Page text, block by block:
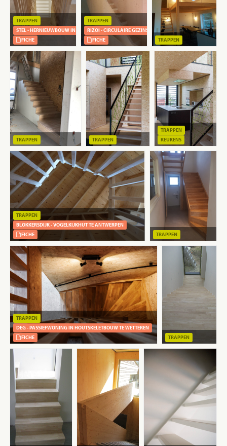
TRAPPEN
STEL - HERNIEUWBOUW IN PREFAB HOUTSKELET
FICHE
TRAPPEN
RIZOI - CIRCULAIRE GEZINSWONING IN CLT
FICHE
TRAPPEN
TRAPPEN TRAPPEN
TRAPPEN
KEUKENS
TRAPPEN
BLOKKERSDIJK - VOGELKIJKHUT TE ANTWERPEN
FICHE
TRAPPEN
TRAPPEN
DEG - PASSIEFWONING IN HOUTSKELETBOUW TE WETTEREN
FICHE
TRAPPEN